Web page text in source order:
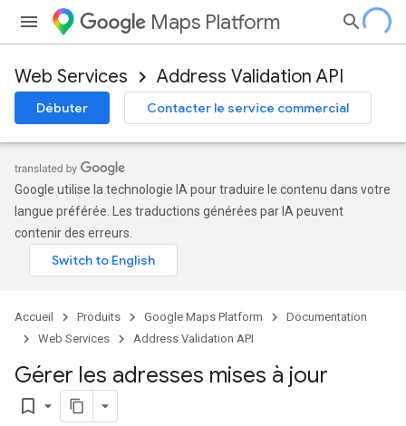
Maps Platform
Web Services Address Validation API
Débuter Contacter le service commercial
Google utilise la technologie IA pour traduire le contenu dans votre
langue préférée. Les traductions générées par IA peuvent
contenir des erreurs.
Accueil Produits Google Maps Platform
Documentation
Web Services
Address Validation API
Gérer les adresses mises à jour
bookmark_border